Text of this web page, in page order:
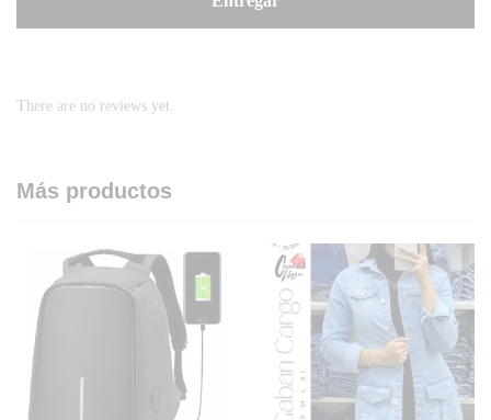
There are no reviews yet.
Más productos